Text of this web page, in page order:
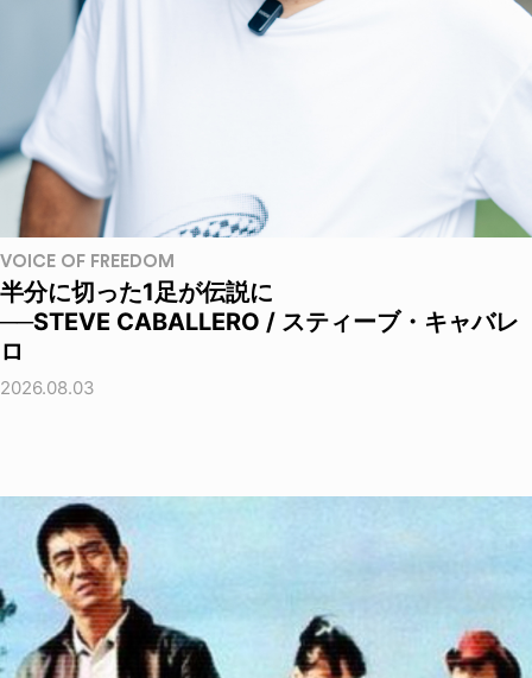
VOICE OF FREEDOM
半分に切った1足が伝説に
──STEVE CABALLERO / スティーブ・キャバレ
ロ
2026.08.03